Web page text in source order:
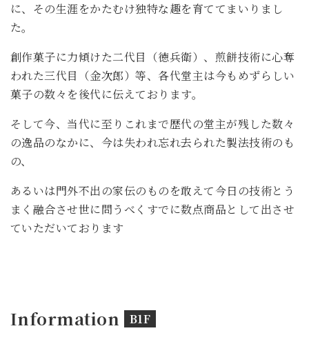
に、その生涯をかたむけ独特な趣を育ててまいりまし
た。
創作菓子に力傾けた二代目（徳兵衛）、煎餅技術に心奪
われた三代目（金次郎）等、各代堂主は今もめずらしい
菓子の数々を後代に伝えております。
そして今、当代に至りこれまで歴代の堂主が残した数々
の逸品のなかに、今は失われ忘れ去られた製法技術のも
の、
あるいは門外不出の家伝のものを敢えて今日の技術とう
まく融合させ世に問うべくすでに数点商品として出させ
ていただいております
Information B1F